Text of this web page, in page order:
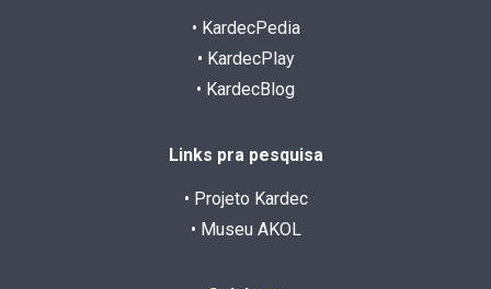
• KardecPedia
• KardecPlay
• KardecBlog
Links pra pesquisa
• Projeto Kardec
• Museu AKOL